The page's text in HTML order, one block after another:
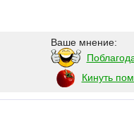
Ваше мнение:
Кинуть